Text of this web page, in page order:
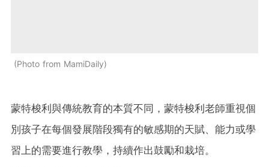
Photo from MamiDaily
蒙特梭利與傳統教育的本質不同，蒙特梭利老師重視個
別孩子在每個發展階段獨有的敏感期的天賦、能力或學
習上的需要進行教學，持續作出鼓勵和栽培。